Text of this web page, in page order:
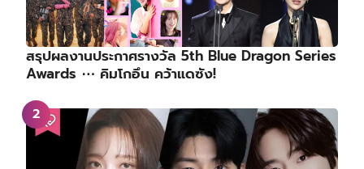
สรุปผลงานประกาศรางวัล 5th Blue Dragon Series
Awards ⋯ คิมโกอึน คว้าแดซัง!